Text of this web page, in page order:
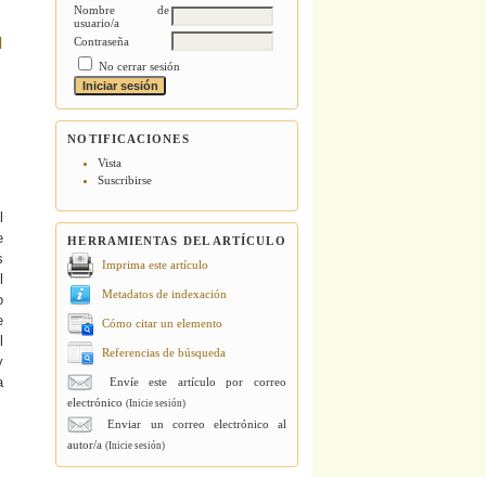
Nombre de
usuario/a
Contraseña
No cerrar sesión
NOTIFICACIONES
Vista
Suscribirse
HERRAMIENTAS DEL ARTÍCULO
Imprima este artículo
Metadatos de indexación
Cómo citar un elemento
Referencias de búsqueda
Envíe este artículo por correo
electrónico(Inicie sesión)
Enviar un correo electrónico al
autor/a(Inicie sesión)